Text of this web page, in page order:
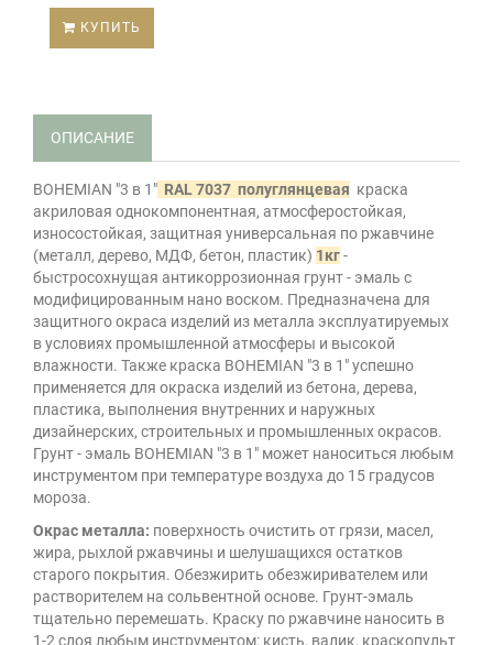
КУПИТЬ
ОПИСАНИЕ
BOHEMIAN "3 в 1" RAL 7037 полуглянцевая краска
акриловая однокомпонентная, атмосферостойкая,
износостойкая, защитная универсальная по ржавчине
(металл, дерево, МДФ, бетон, пластик) 1кг-
быстросохнущая антикоррозионная грунт - эмаль с
модифицированным нано воском. Предназначена для
защитного окраса изделий из металла эксплуатируемых
в условиях промышленной атмосферы и высокой
влажности. Также краска BOHEMIAN "3 в 1" успешно
применяется для окраска изделий из бетона, дерева,
пластика, выполнения внутренних и наружных
дизайнерских, строительных и промышленных окрасов.
Грунт - эмаль BOHEMIAN "3 в 1" может наноситься любым
инструментом при температуре воздуха до 15 градусов
мороза.
Окрас металла: поверхность очистить от грязи, масел,
жира, рыхлой ржавчины и шелушащихся остатков
старого покрытия. Обезжирить обезжиривателем или
растворителем на сольвентной основе. Грунт-эмаль
тщательно перемешать. Краску по ржавчине наносить в
1-2 слоя любым инструментом: кисть, валик, краскопульт